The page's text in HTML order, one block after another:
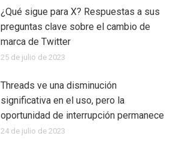
¿Qué sigue para X? Respuestas a sus
preguntas clave sobre el cambio de
marca de Twitter
25 de julio de 2023
Threads ve una disminución
significativa en el uso, pero la
oportunidad de interrupción permanece
24 de julio de 2023